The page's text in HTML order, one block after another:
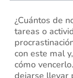
¿Cuántos de
tareas o
con este mal
cómo
dejarse llevar